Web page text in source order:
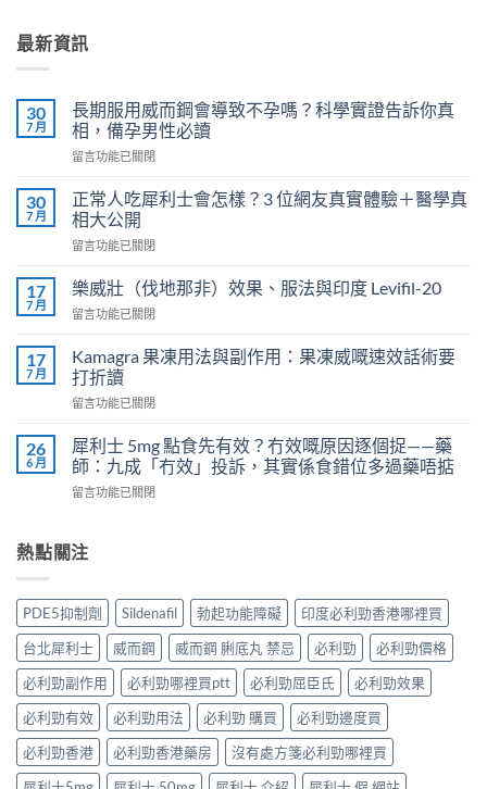
最新資訊
30
7 月
長期服用威而鋼會導致不孕嗎？科學實證告訴你真
相，備孕男性必讀
在
期
服
用
威
鋼
導
不
孕
嗎？
實
證
告
真
相，
孕
男
性
必
讀〉
中
留言功能已關閉
30
7 月
正常人吃犀利士會怎樣？3 位網友真實體驗＋醫學真
相大公開
在
常
人
吃
利
士
怎
3
位
網
實
體
醫
學
真
相
大
公
開〉
中
留言功能已關閉
17
7 月
樂威壯（伐地那非）效果、服法與印度 Levifil-20
在
威
壯
（伐
地
非）
效
果、
服
印
20〉
中
留言功能已關閉
17
7 月
Kamagra 果凍用法與副作用：果凍威嘅速效話術要
打折讀
在
果
凍
用
法
作
凍
威
嘅
速
效
話
術
要
打
折
留言功能已關閉
26
6 月
犀利士 5mg 點食先有效？冇效嘅原因逐個捉——藥
師：九成「冇效」投訴，其實係食錯位多過藥唔掂
在
士
5mg
食
先
有
效？
冇
效
嘅
原
因
逐
留言功能已關閉
熱點關注
PDE5抑制劑 Sildenafil 勃起功能障礙
印度必利勁香港哪裡買
台北犀利士
威而鋼 威而鋼 脷底丸 禁忌 必利勁
必利勁價格
必利勁副作用
必利勁哪裡買ptt 必利勁屈臣氏
必利勁效果
必利勁有效
必利勁用法 必利勁 購買
必利勁邊度買
必利勁香港
必利勁香港藥房
沒有處方箋必利勁哪裡買